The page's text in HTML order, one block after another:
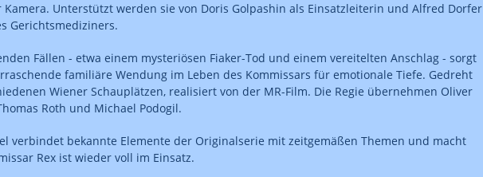
Kamera. Unterstützt werden sie von Doris Golpashin als Einsatzleiterin und Alfred Dorfer
Gerichtsmediziners.
Fällen - etwa einem mysteriösen Fiaker-Tod und einem vereitelten Anschlag - sorgt
familiäre Wendung im Leben des Kommissars für emotionale Tiefe. Gedreht
Wiener Schauplätzen, realisiert von der MR-Film. Die Regie übernehmen Oliver
Roth und Michael Podogil.
verbindet bekannte Elemente der Originalserie mit zeitgemäßen Themen und macht
Rex ist wieder voll im Einsatz.